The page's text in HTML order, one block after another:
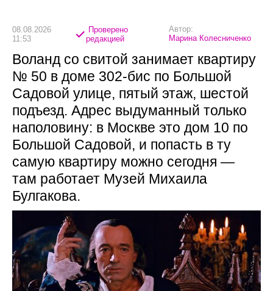
08.08.2026
11:53
Проверено
редакцией
Автор:
Марина Колесниченко
Воланд со свитой занимает квартиру
№ 50 в доме 302-бис по Большой
Садовой улице, пятый этаж, шестой
подъезд. Адрес выдуманный только
наполовину: в Москве это дом 10 по
Большой Садовой, и попасть в ту
самую квартиру можно сегодня —
там работает Музей Михаила
Булгакова.